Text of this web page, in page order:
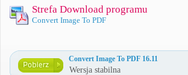
Strefa Download programu
Convert Image To PDF
Convert Image To PDF 16.11
Wersja stabilna